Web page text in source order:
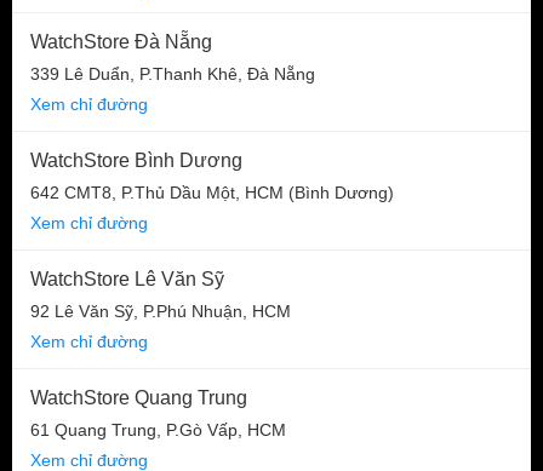
WatchStore Đà Nẵng
339 Lê Duẩn, P.Thanh Khê, Đà Nẵng
Xem chỉ đường
WatchStore Bình Dương
642 CMT8, P.Thủ Dầu Một, HCM (Bình Dương)
Xem chỉ đường
WatchStore Lê Văn Sỹ
92 Lê Văn Sỹ, P.Phú Nhuận, HCM
Xem chỉ đường
WatchStore Quang Trung
61 Quang Trung, P.Gò Vấp, HCM
Xem chỉ đường